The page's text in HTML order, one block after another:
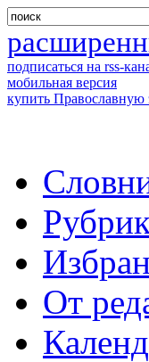
подписаться на rss-
мобильная версия
купить
От